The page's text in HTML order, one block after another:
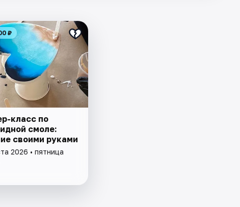
₽
класс по
смоле:
своими руками
2026 • пятница